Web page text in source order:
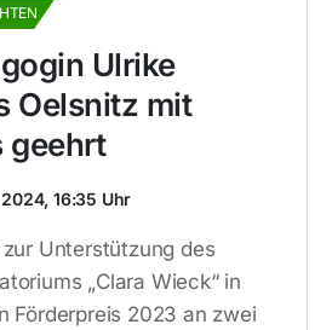
Ulrike
Oelsnitz mit
geehrt
16:35 Uhr
Unterstützung des
„Clara Wieck“ in
Förderpreis 2023 an zwei